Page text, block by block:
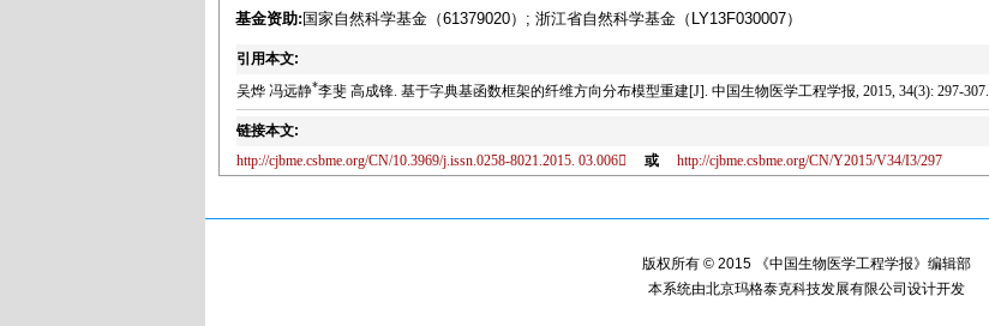
基金资助: 国家自然科学基金（61379020）; 浙江省自然科学基金（LY13F030007）
引用本文:
吴烨 冯远静*李斐 高成锋. 基于字典基函数框架的纤维方向分布模型重建[J]. 中国生物医学工程学报, 2015, 34(3): 297-307.
链接本文:
http://cjbme.csbme.org/CN/10.3969/j.issn.0258-8021.2015. 03.006
或 http://cjbme.csbme.org/CN/Y2015/V34/I3/297
版权所有 © 2015 《中国生物医学工程学报》编辑部
本系统由北京玛格泰克科技发展有限公司 设计开发